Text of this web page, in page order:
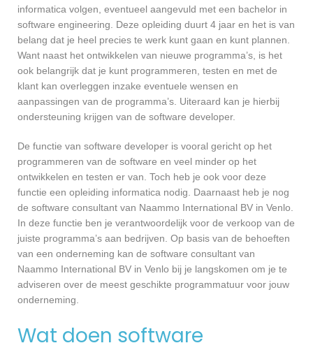
informatica volgen, eventueel aangevuld met een bachelor in
software engineering. Deze opleiding duurt 4 jaar en het is van
belang dat je heel precies te werk kunt gaan en kunt plannen.
Want naast het ontwikkelen van nieuwe programma’s, is het
ook belangrijk dat je kunt programmeren, testen en met de
klant kan overleggen inzake eventuele wensen en
aanpassingen van de programma’s. Uiteraard kan je hierbij
ondersteuning krijgen van de software developer.
De functie van software developer is vooral gericht op het
programmeren van de software en veel minder op het
ontwikkelen en testen er van. Toch heb je ook voor deze
functie een opleiding informatica nodig. Daarnaast heb je nog
de software consultant van Naammo International BV in Venlo.
In deze functie ben je verantwoordelijk voor de verkoop van de
juiste programma’s aan bedrijven. Op basis van de behoeften
van een onderneming kan de software consultant van
Naammo International BV in Venlo bij je langskomen om je te
adviseren over de meest geschikte programmatuur voor jouw
onderneming.
Wat doen software